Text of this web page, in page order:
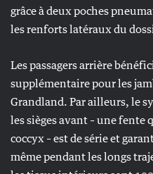
grâce à deux poches
les renforts latéraux du
Les passagers arrière
supplémentaire pour les
Grandland. Par ailleurs, le
les sièges avant – une fente
coccyx – est de série et
même pendant les longs